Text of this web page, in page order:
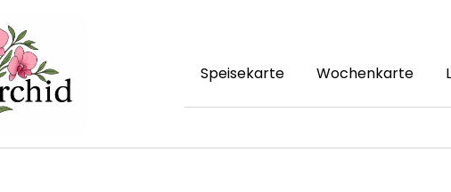
Speisekarte Wochenkarte